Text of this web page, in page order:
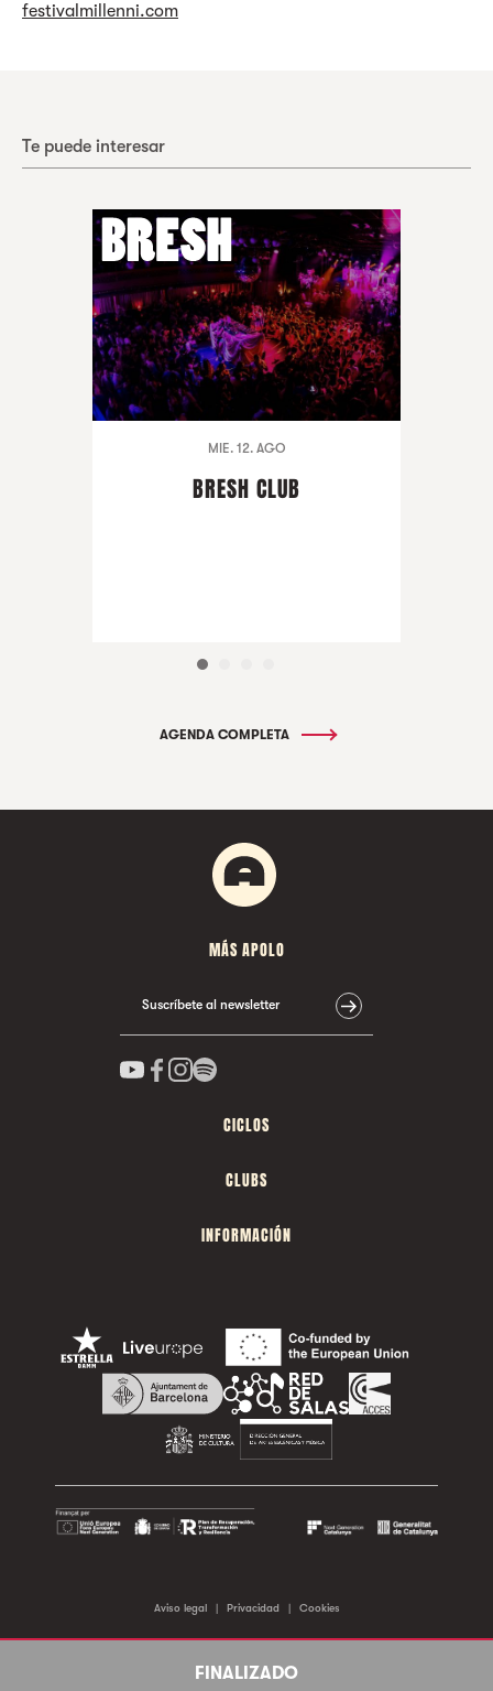
festivalmillenni.com
Te puede interesar
MIE. 12. AGO
BRESH CLUB
AGENDA COMPLETA
FINALIZADO
MÁS APOLO
Suscríbete al newsletter
CICLOS
CLUBS
INFORMACIÓN
Aviso legal | Privacidad | Cookies
©2026 Sala Apolo. Todos los derechos reservados.